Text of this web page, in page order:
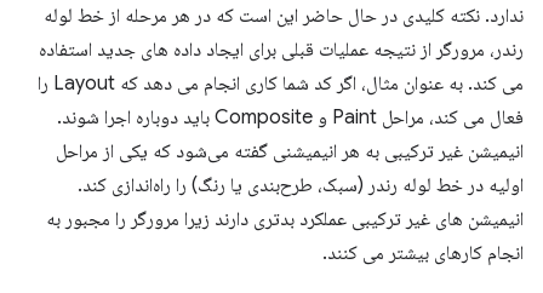
ندارد. نکته کلیدی در حال حاضر این است که در هر مرحله از خط لوله
رندر، مرورگر از نتیجه عملیات قبلی برای ایجاد داده های جدید استفاده
می کند. به عنوان مثال، اگر کد شما کاری انجام می دهد که Layout را
فعال می کند، مراحل Paint و Composite باید دوباره اجرا شوند.
انیمیشن غیر ترکیبی به هر انیمیشنی گفته می‌شود که یکی از مراحل
اولیه در خط لوله رندر (سبک، طرح‌بندی یا رنگ) را راه‌اندازی کند.
انیمیشن های غیر ترکیبی عملکرد بدتری دارند زیرا مرورگر را مجبور به
انجام کارهای بیشتر می کنند.